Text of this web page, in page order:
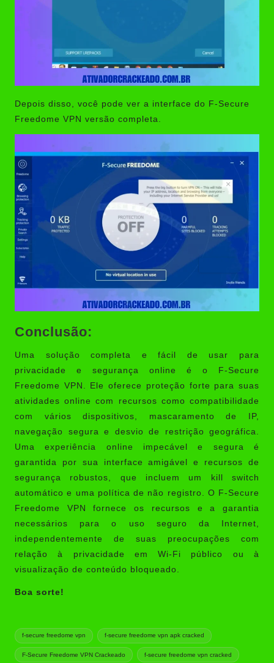
Depois disso, você pode ver a interface do F-Secure
Freedome VPN versão completa.
Conclusão:
Uma solução completa e fácil de usar para
privacidade e segurança online é o F-Secure
Freedome VPN. Ele oferece proteção forte para suas
atividades online com recursos como compatibilidade
com vários dispositivos, mascaramento de IP,
navegação segura e desvio de restrição geográfica.
Uma experiência online impecável e segura é
garantida por sua interface amigável e recursos de
segurança robustos, que incluem um kill switch
automático e uma política de não registro. O F-Secure
Freedome VPN fornece os recursos e a garantia
necessários para o uso seguro da Internet,
independentemente de suas preocupações com
relação à privacidade em Wi-Fi público ou à
visualização de conteúdo bloqueado.
Boa sorte!
Tags:
f-secure freedome vpn f-secure freedome vpn apk cracked
F-Secure Freedome VPN Crackeado f-secure freedome vpn cracked